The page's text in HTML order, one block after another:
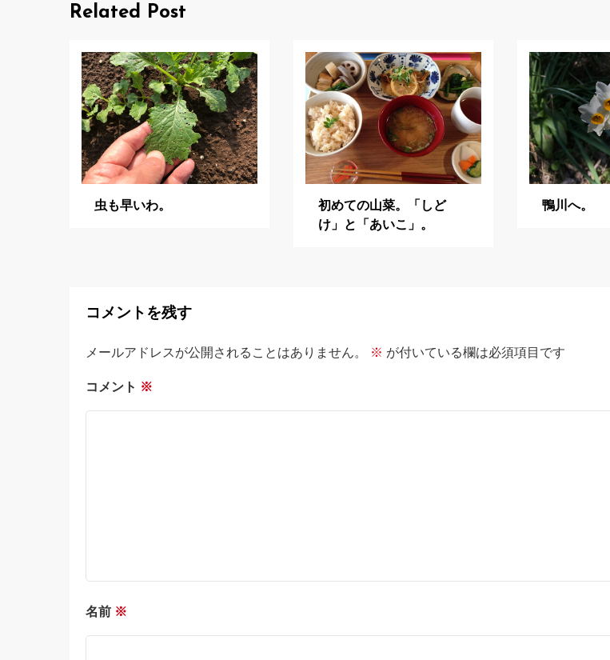
ビ
ー
シ
ョ
ン
Related Post
虫も早いわ。
初めての山菜。「しど
け」と「あいこ」。
鴨川へ。
コメントを残す
メールアドレスが公開されることはありません。 ※ が付いている欄は必須項目です
コメント ※
名前 ※